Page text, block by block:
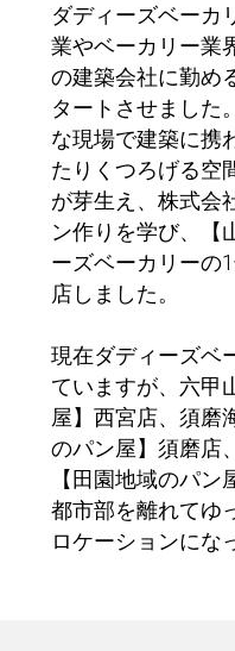
ダディーズベーカ
業やベーカリー業
の建築会社に勤め
タートさせました
な現場で建築に携
たりくつろげる空
が芽生え、株式会
ン作りを学び、【
ーズベーカリーの
店しました。
現在ダディーズベ
ていますが、六甲
屋】西宮店、須磨
のパン屋】須磨店
【田園地域のパ
都市部を離れてゆ
ロケーションにな